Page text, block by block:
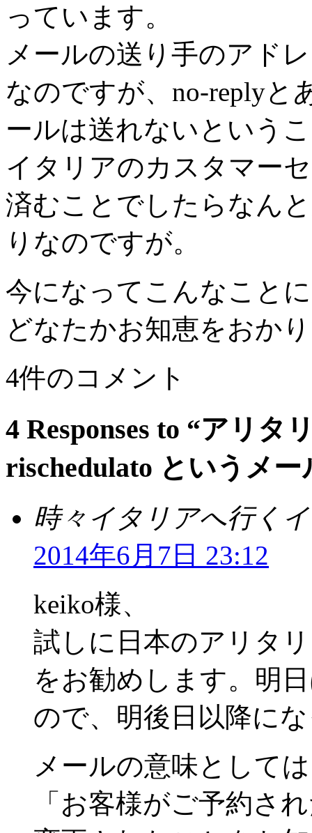
っています。
メールの送り手のア
なのですが、no-replyと
ールは送れないという
イタリアのカスタマー
済むことでしたらなん
りなのですが。
今になってこんなこと
どなたかお知恵をおか
4件のコメント
4 Responses to “アリ
rischedulato というメ
時々イタリアへ行く
2014年6月7日 23:12
keiko様、
試しに日本のアリタ
をお勧めします。明
ので、明後日以降に
メールの意味として
「お客様がご予約さ